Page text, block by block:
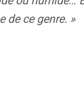
de ce genre. »